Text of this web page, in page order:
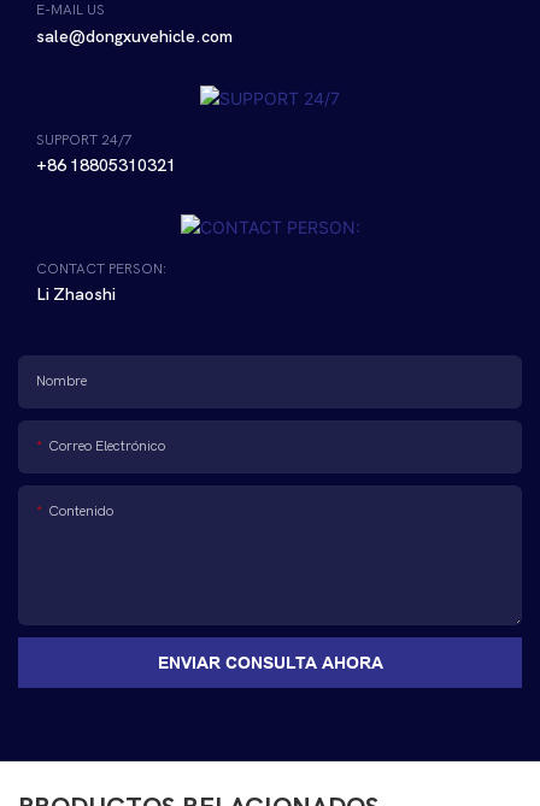
E-MAIL US
sale@dongxuvehicle.com
SUPPORT 24/7
+86 18805310321
CONTACT PERSON:
Li Zhaoshi
Nombre
Correo Electrónico
Contenido
ENVIAR CONSULTA AHORA